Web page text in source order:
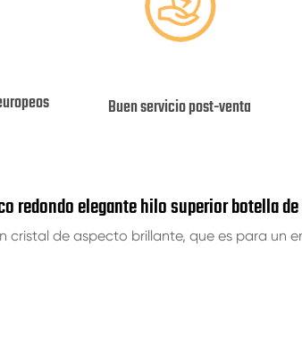
Buen servicio post-venta
redondo elegante hilo superior botella
cristal de aspecto brillante, que es para un